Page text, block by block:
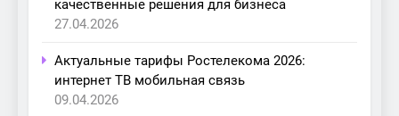
качественные решения для бизнеса
27.04.2026
Актуальные тарифы Ростелекома 2026:
интернет ТВ мобильная связь
09.04.2026